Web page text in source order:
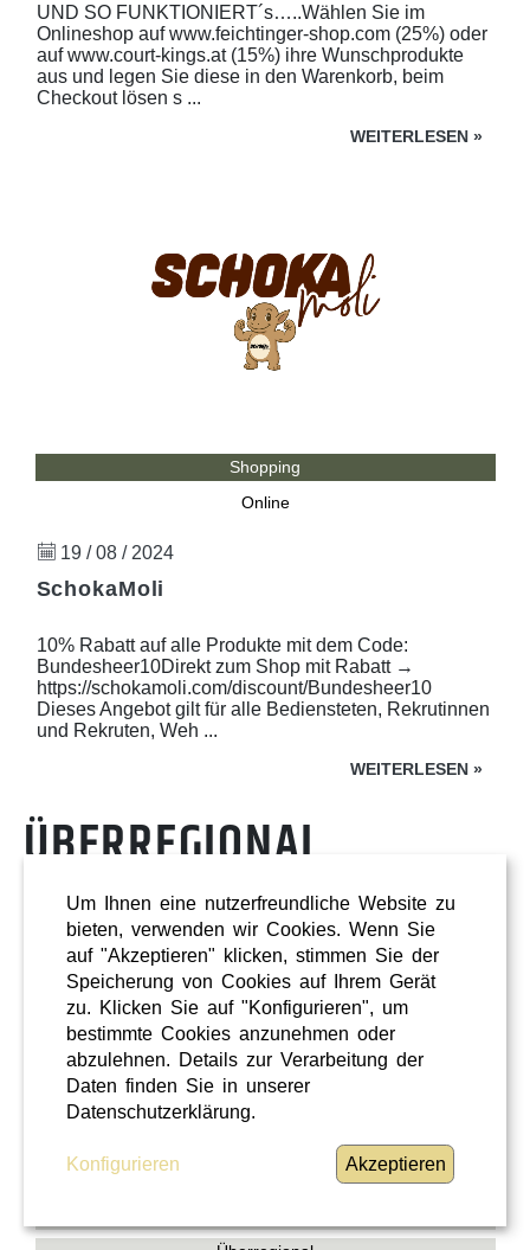
UND SO FUNKTIONIERT´s…..Wählen Sie im
Onlineshop auf www.feichtinger-shop.com (25%) oder
auf www.court-kings.at (15%) ihre Wunschprodukte
aus und legen Sie diese in den Warenkorb, beim
Checkout lösen s ...
WEITERLESEN »
Shopping
Online
19 / 08 / 2024
SchokaMoli
10% Rabatt auf alle Produkte mit dem Code:
Bundesheer10Direkt zum Shop mit Rabatt →
https://schokamoli.com/discount/Bundesheer10
Dieses Angebot gilt für alle Bediensteten, Rekrutinnen
und Rekruten, Weh ...
WEITERLESEN »
ÜBERREGIONAL
Um Ihnen eine nutzerfreundliche Website zu
bieten, verwenden wir Cookies. Wenn Sie
auf "Akzeptieren" klicken, stimmen Sie der
Speicherung von Cookies auf Ihrem Gerät
zu. Klicken Sie auf "Konfigurieren", um
bestimmte Cookies anzunehmen oder
abzulehnen. Details zur Verarbeitung der
Daten finden Sie in unserer
Datenschutzerklärung.
Konfigurieren Akzeptieren